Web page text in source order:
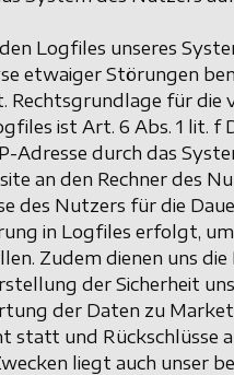
Logfiles unseres
etwaiger Störungen
Rechtsgrundlage für die
ist Art. 6 Abs. 1 lit. f
Adresse durch das
an den Rechner des
des Nutzers für die
in Logfiles erfolgt,
Zudem dienen uns
der Sicherheit
der Daten zu
statt und Rückschlüsse
liegt auch unser